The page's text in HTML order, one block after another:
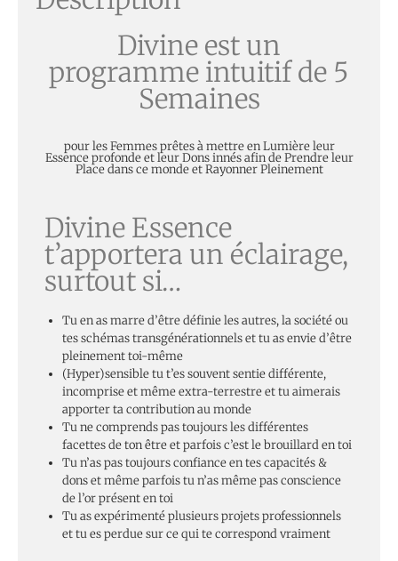
Divine est un
programme intuitif de 5
Semaines
pour les Femmes prêtes à mettre en Lumière leur
Essence profonde et leur Dons innés afin de Prendre leur
Place dans ce monde et Rayonner Pleinement
Divine Essence
t’apportera un éclairage,
surtout si…
Tu en as marre d’être définie les autres, la société ou
tes schémas transgénérationnels et tu as envie d’être
pleinement toi-même
(Hyper)sensible tu t’es souvent sentie différente,
incomprise et même extra-terrestre et tu aimerais
apporter ta contribution au monde
Tu ne comprends pas toujours les différentes
facettes de ton être et parfois c’est le brouillard en toi
Tu n’as pas toujours confiance en tes capacités &
dons et même parfois tu n’as même pas conscience
de l’or présent en toi
Tu as expérimenté plusieurs projets professionnels
et tu es perdue sur ce qui te correspond vraiment